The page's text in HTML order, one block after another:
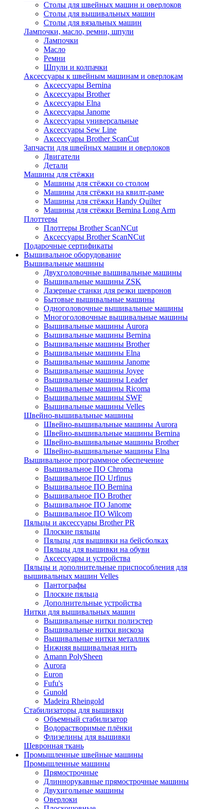
Столы для швейных машин и оверлоков
Столы для вышивальных машин
Столы для вязальных машин
Лампочки, масло, ремни, шпули
Лампочки
Масло
Ремни
Шпули и колпачки
Аксессуары к швейным машинам и оверлокам
Аксессуары Bernina
Аксессуары Brother
Аксессуары Elna
Аксессуары Janome
Аксессуары универсальные
Аксессуары Sew Line
Аксессуары Brother ScanCut
Запчасти для швейных машин и оверлоков
Двигатели
Детали
Машины для стёжки
Машины для стёжки со столом
Машины для стёжки на квилт-раме
Машины для стёжки Handy Quilter
Машины для стёжки Bernina Long Arm
Плоттеры
Плоттеры Brother ScanNCut
Аксессуары Brother ScanNCut
Подарочные сертификаты
Вышивальное оборудование
Вышивальные машины
Двухголовочные вышивальные машины
Вышивальные машины ZSK
Лазерные станки для резки шевронов
Бытовые вышивальные машины
Одноголовочные вышивальные машины
Многоголовочные вышивальные машины
Вышивальные машины Aurora
Вышивальные машины Bernina
Вышивальные машины Brother
Вышивальные машины Elna
Вышивальные машины Janome
Вышивальные машины Joyee
Вышивальные машины Leader
Вышивальные машины Ricoma
Вышивальные машины SWF
Вышивальные машины Velles
Швейно-вышивальные машины
Швейно-вышивальные машины Aurora
Швейно-вышивальные машины Bernina
Швейно-вышивальные машины Brother
Швейно-вышивальные машины Elna
Вышивальное программное обеспечение
Вышивальное ПО Chroma
Вышивальное ПО Urfinus
Вышивальное ПО Bernina
Вышивальное ПО Brother
Вышивальное ПО Janome
Вышивальное ПО Wilcom
Пяльцы и аксессуары Brother PR
Плоские пяльцы
Пяльцы для вышивки на бейсболках
Пяльцы для вышивки на обуви
Аксессуары и устройства
Пяльцы и дополнительные приспособления для
вышивальных машин Velles
Пантографы
Плоские пяльца
Дополнительные устройства
Нитки для вышивальных машин
Вышивальные нитки полиэстер
Вышивальные нитки вискоза
Вышивальные нитки металлик
Нижняя вышивальная нить
Amann PolySheen
Aurora
Euron
Fufu's
Gunold
Madeira Rheingold
Стабилизаторы для вышивки
Объемный стабилизатор
Водорастворимые плёнки
Флизелины для вышивки
Шевронная ткань
Промышленные швейные машины
Промышленные машины
Прямострочные
Длиннорукавные прямострочные машины
Двухигольные машины
Оверлоки